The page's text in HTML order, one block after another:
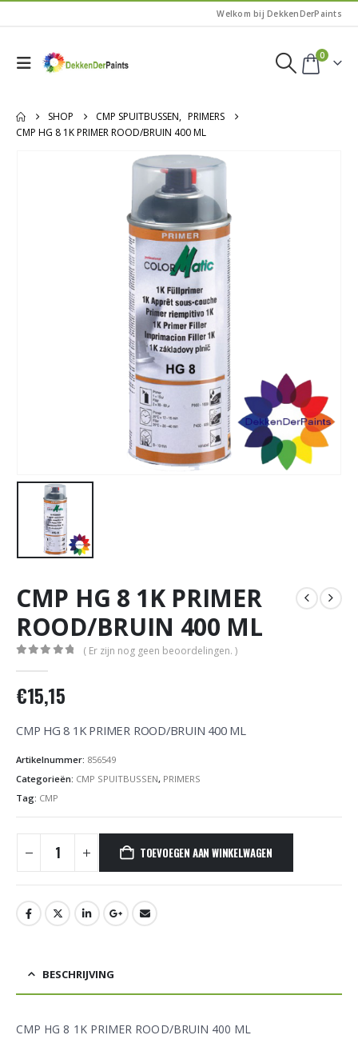
Welkom bij DekkenDerPaints
0
SHOP CMP SPUITBUSSEN, PRIMERS
CMP HG 8 1K PRIMER ROOD/BRUIN 400 ML
CMP HG 8 1K PRIMER
ROOD/BRUIN 400 ML
( Er zijn nog geen beoordelingen. )
€15,15
CMP HG 8 1K PRIMER ROOD/BRUIN 400 ML
Artikelnummer: 856549
Categorieën: CMP SPUITBUSSEN, PRIMERS
Tag: CMP
TOEVOEGEN AAN WINKELWAGEN
BESCHRIJVING
CMP HG 8 1K PRIMER ROOD/BRUIN 400 ML